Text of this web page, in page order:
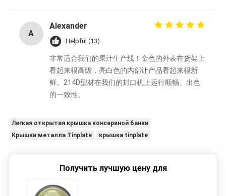
A
Alexander
Helpful (13)
非常适合我们的果汁生产线！金色的外表在货架上
看起来很高级，亮白色的内部让产品看起来很新
鲜。214D型材在我们的封口机上运行顺畅。出色
的一致性。
Легкая открытая крышка консервной банки
Крышки металла Tinplate
крышка tinplate
Получить лучшую цену для